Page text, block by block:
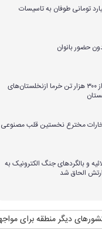
۴۲ میلیارد تومانی طوفان به تاسیسات
برداشت بیش از ۳۰۰ هزار تن خرما ازنخلستان‌های
مخترع نخستین قلب مصنوعی
و بالگردهای جنگ الکترونیک به
الحاق شد
منطقه برای مواجهه با آن